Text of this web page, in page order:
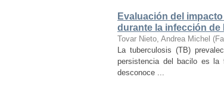
Evaluación del
durante la infección
Tovar Nieto, Andrea Michel (
La tuberculosis (TB)
persistencia del bacilo es la
desconoce ...